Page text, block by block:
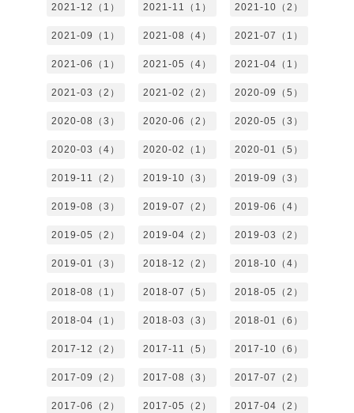
2021-12（1） 2021-11（1） 2021-10（2）
2021-09（1） 2021-08（4） 2021-07（1）
2021-06（1） 2021-05（4） 2021-04（1）
2021-03（2） 2021-02（2） 2020-09（5）
2020-08（3） 2020-06（2） 2020-05（3）
2020-03（4） 2020-02（1） 2020-01（5）
2019-11（2） 2019-10（3） 2019-09（3）
2019-08（3） 2019-07（2） 2019-06（4）
2019-05（2） 2019-04（2） 2019-03（2）
2019-01（3） 2018-12（2） 2018-10（4）
2018-08（1） 2018-07（5） 2018-05（2）
2018-04（1） 2018-03（3） 2018-01（6）
2017-12（2） 2017-11（5） 2017-10（6）
2017-09（2） 2017-08（3） 2017-07（2）
2017-06（2） 2017-05（2） 2017-04（2）